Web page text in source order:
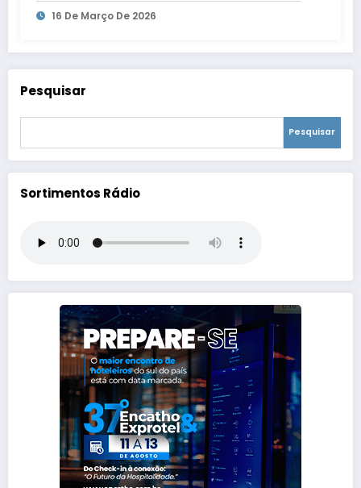
16 De Março De 2026
Pesquisar
Pesquisar
Sortimentos Rádio